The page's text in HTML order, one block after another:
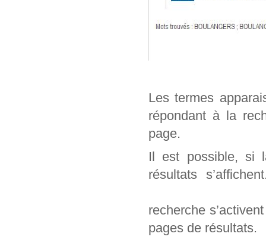
Les termes
répondant à la
page.
Il est possible, si
résultats
recherche
pages de résultats.